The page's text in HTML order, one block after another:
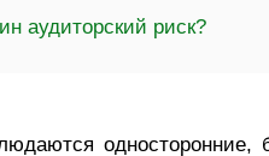
аудиторский риск?